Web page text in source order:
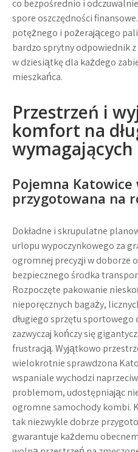
co bezpośrednio i
spore oszczędności
potężnego i pożerającego
bardzo sprytny odpowiednik
w dziesiątkę dla każdego
mieszkańca.
Przestrzeń i
komfort na
Pojemna Katowice
przygotowana na
Dokładne i skrupulatne
urlopu wypoczynkowego za
ogromnej precyzji w doborze
bezpiecznego środka
Rozpoczęte pakowanie
nieporęcznych bagaży,
długiego sprzętu sportowego
zazwyczaj kończy się
frustracją. Wyjątkowo
wielokrotnie sprawdzona
wspaniale wychodzi
problemom, udostępniając
ogromne samochody kombi.
tak niezwykle dobrze
gwarantuje każdemu